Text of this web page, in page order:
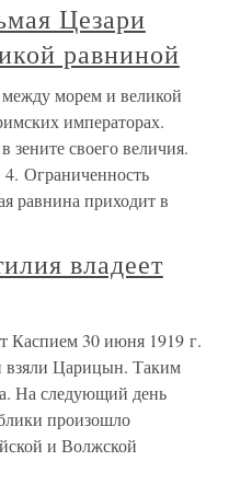
Цезари
равниной
между морем и великой
императорах.
своего величия.
Ограниченность
равнина приходит в
владеет
Каспием 30 июня 1919 г.
взяли Царицын. Таким
На следующий день
произошло
и Волжской